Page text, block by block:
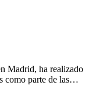
Madrid, ha realizado
como parte de las…